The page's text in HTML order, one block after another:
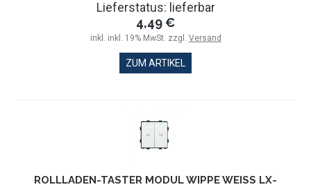
Lieferstatus: lieferbar
4,49 €
inkl. inkl. 19% MwSt. zzgl. Versand
ZUM ARTIKEL
ROLLLADEN-TASTER MODUL WIPPE WEISS LX-1